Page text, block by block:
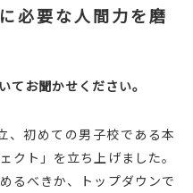
必要な人間力を磨
お聞かせください。
、初めての男子校である本
クト」を立ち上げました。
るべきか、トップダウンで